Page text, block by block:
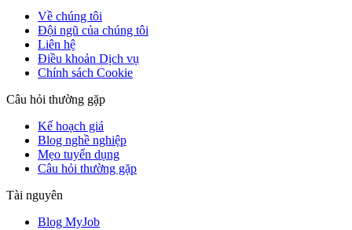
Về chúng tôi
Đội ngũ của chúng tôi
Liên hệ
Điều khoản Dịch vụ
Chính sách Cookie
Câu hỏi thường gặp
Kế hoạch giá
Blog nghề nghiệp
Mẹo tuyển dụng
Câu hỏi thường gặp
Tài nguyên
Blog MyJob